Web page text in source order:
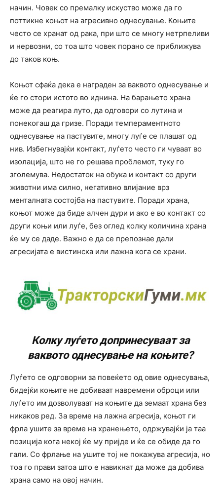
начин. Човек со премалку искуство може да го
поттикне коњот на агресивно однесување. Коњите
често се хранат од рака, при што се многу нетрпеливи
и нервозни, со тоа што човек порано се приближува
до таков коњ.
Коњот сфаќа дека е награден за ваквото однесување и
ќе го стори истото во иднина. На барањето храна
може да реагира луто, да одговори со лутина и
понекогаш да гризе. Поради темпераментното
однесување на пастувите, многу луѓе се плашат од
нив. Избегнувајќи контакт, луѓето често ги чуваат во
изолација, што не го решава проблемот, туку го
зголемува. Недостаток на обука и контакт со други
животни има силно, негативно влијание врз
менталната состојба на пастувите. Поради храна,
коњот може да биде алчен дури и ако е во контакт со
други коњи или луѓе, без оглед колку количина храна
ќе му се даде. Важно е да се препознае дали
агресијата е вистинска или лажна кога се храни.
Колку луѓето допринесуваат за
ваквото однесување на коњите?
Луѓето се одговорни за повеќето од овие однесувања,
бидејќи коњите не добиваат навремени оброци или
луѓето им дозволуваат на коњите да земаат храна без
никаков ред. За време на лажна агресија, коњот ги
фрла ушите за време на хранењето, одржувајќи ја таа
позиција кога некој ќе му пријде и ќе се обиде да го
гали. Со фрлање на ушите тој не покажува агресија, но
тоа го прави затоа што е навикнат да може да добива
храна само на овој начин.